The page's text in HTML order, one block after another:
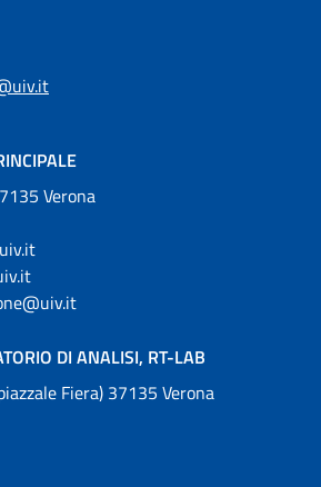
Verona
DI ANALISI, RT-LAB
Fiera) 37135 Verona